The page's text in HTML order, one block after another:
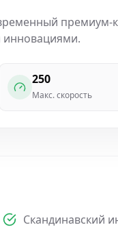
премиум-
инновациями.
250
Макс. скорость
Скандинавский